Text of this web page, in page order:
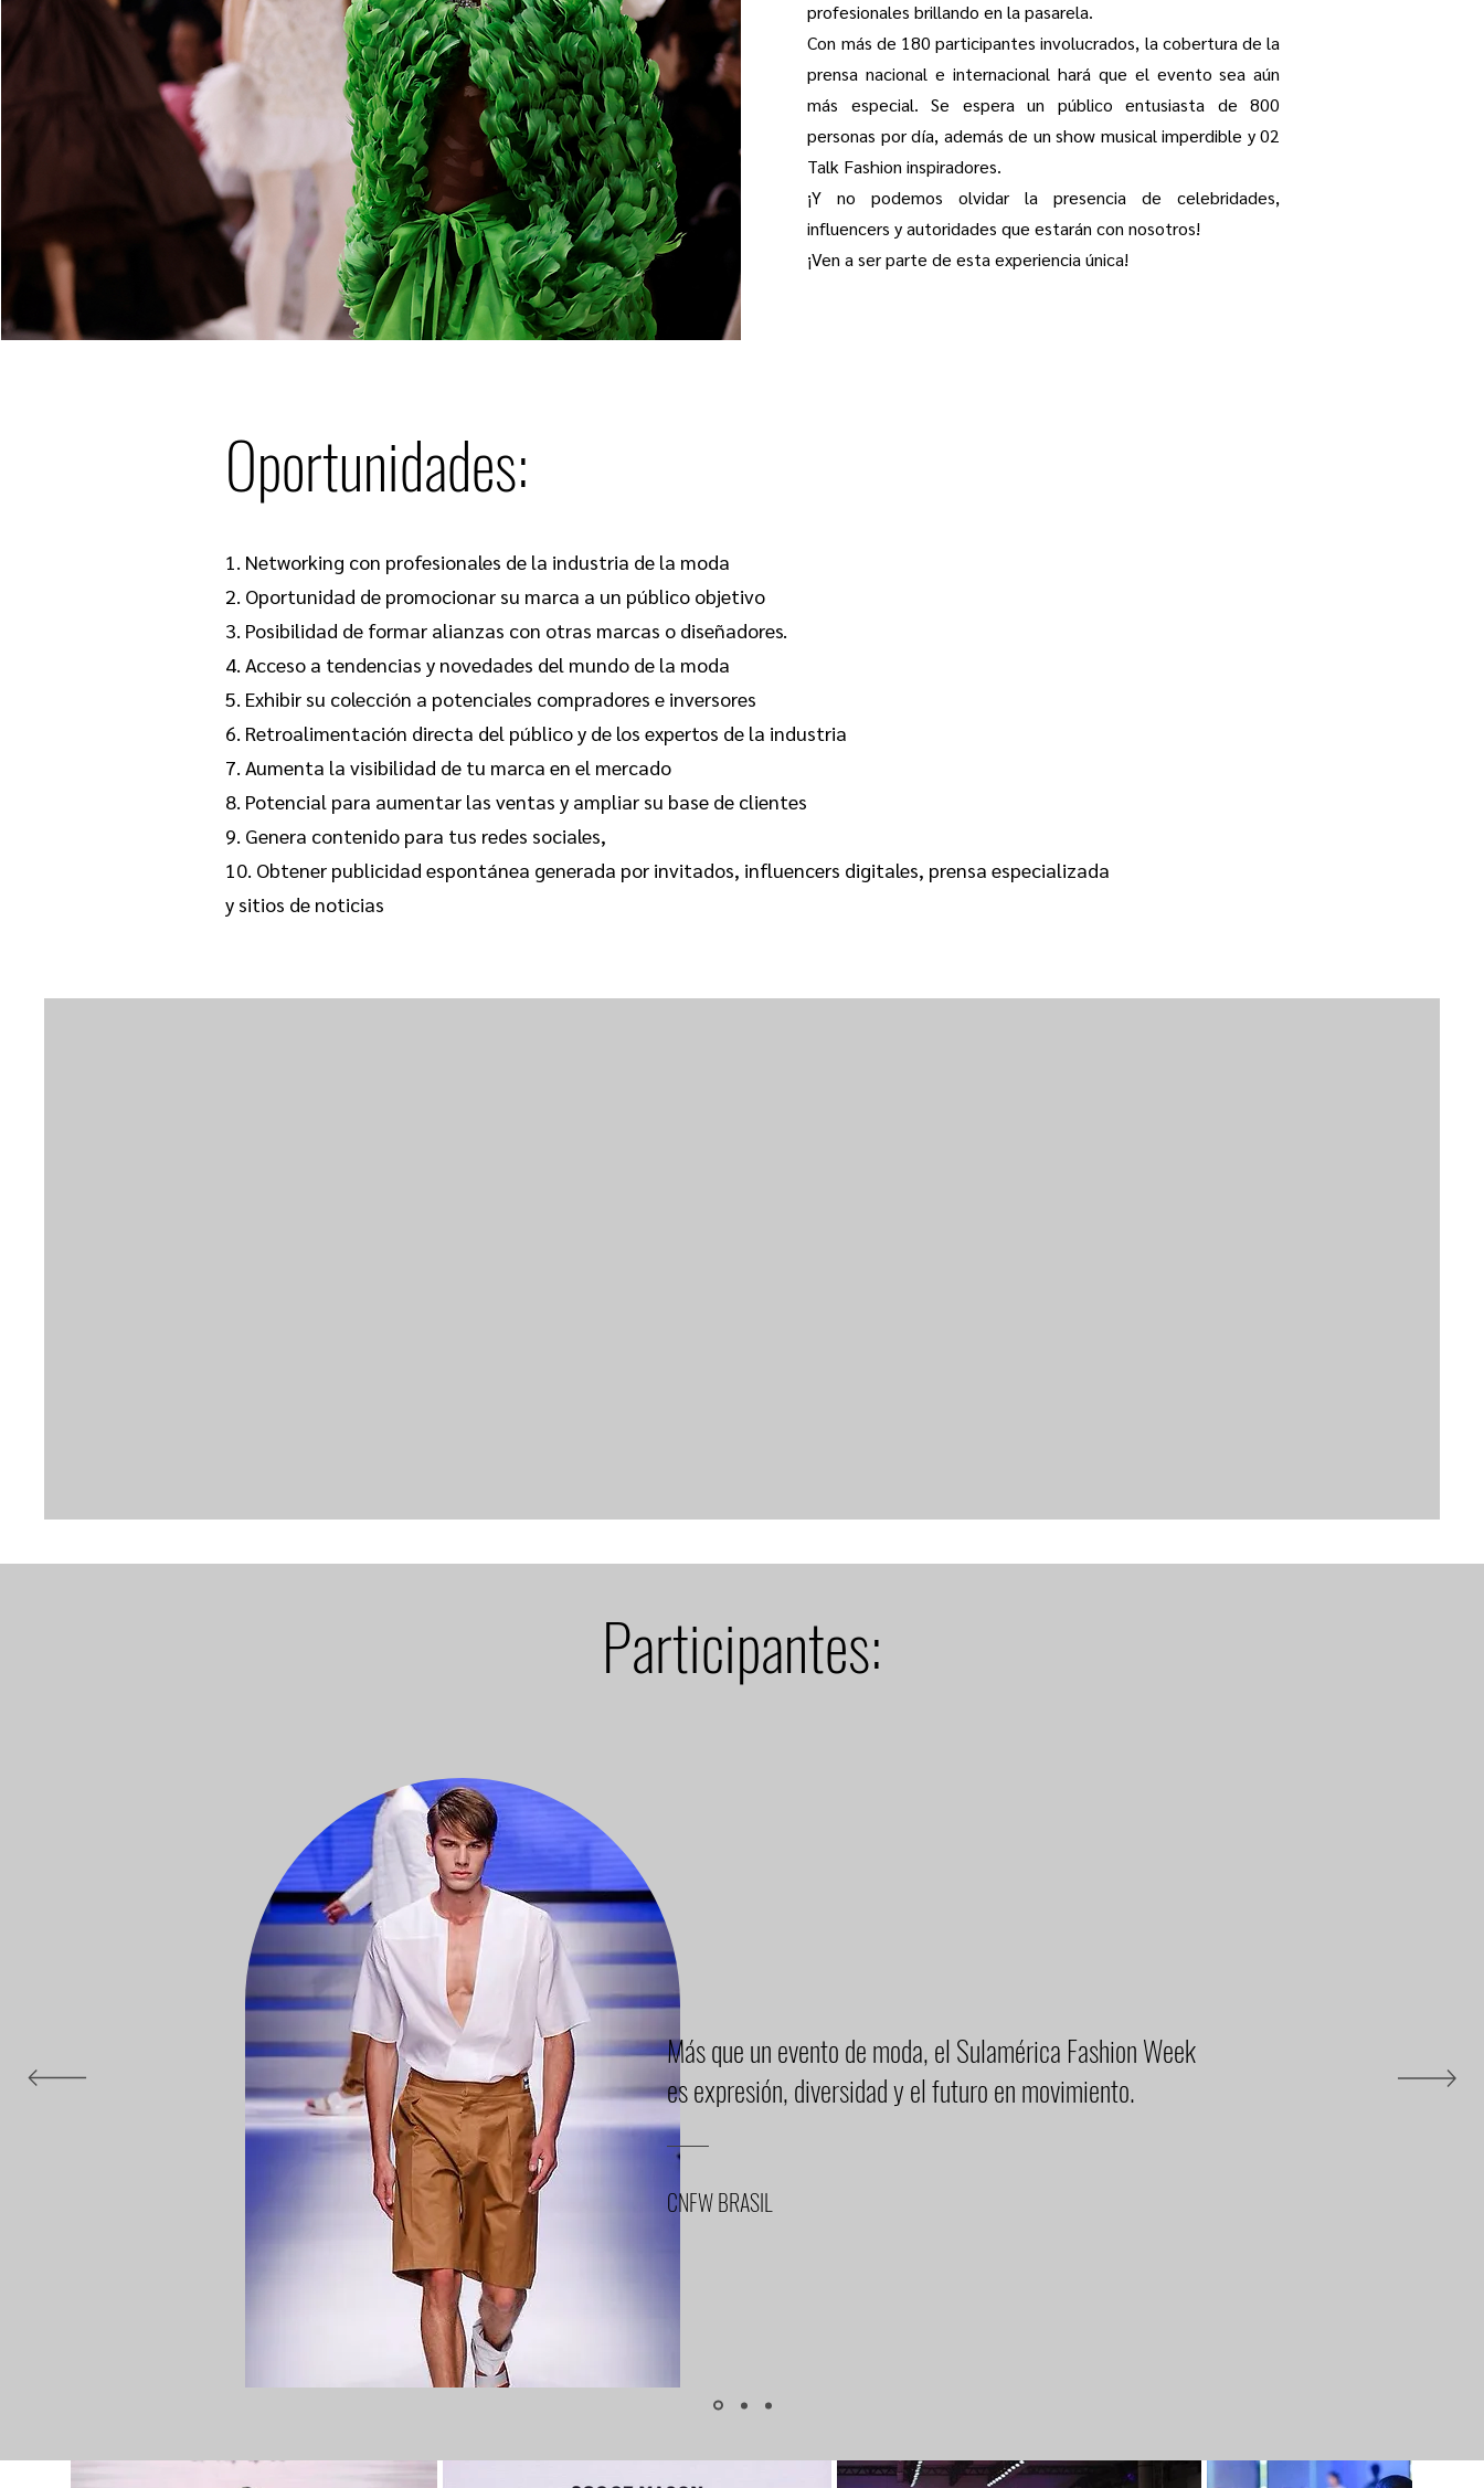
profesionales brillando en la pasarela.
Con más de 180 participantes involucrados, la cobertura de la
prensa nacional e internacional hará que el evento sea aún
más especial. Se espera un público entusiasta de 800
personas por día, además de un show musical imperdible y 02
Talk Fashion inspiradores.
¡Y no podemos olvidar la presencia de celebridades,
influencers y autoridades que estarán con nosotros!
¡Ven a ser parte de esta experiencia única!
Oportunidades:
1. Networking con profesionales de la industria de la moda
2. Oportunidad de promocionar su marca a un público objetivo
3. Posibilidad de formar alianzas con otras marcas o diseñadores.
4. Acceso a tendencias y novedades del mundo de la moda
5. Exhibir su colección a potenciales compradores e inversores
6. Retroalimentación directa del público y de los expertos de la industria
7. Aumenta la visibilidad de tu marca en el mercado
8. Potencial para aumentar las ventas y ampliar su base de clientes
9. Genera contenido para tus redes sociales,
10. Obtener publicidad espontánea generada por invitados, influencers digitales, prensa especializada
y sitios de noticias
Participantes:
Más que un evento de moda, el Sulamérica Fashion Week
es expresión, diversidad y el futuro en movimiento.
CNFW BRASIL